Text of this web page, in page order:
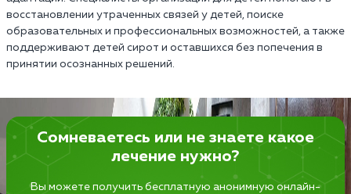
восстановлении утраченных связей у детей, поиске
образовательных и профессиональных возможностей, а также
поддерживают детей сирот и оставшихся без попечения в
принятии осознанных решений.
Сомневаетесь или не знаете какое
лечение нужно?
Вы можете получить бесплатную анонимную онлайн-